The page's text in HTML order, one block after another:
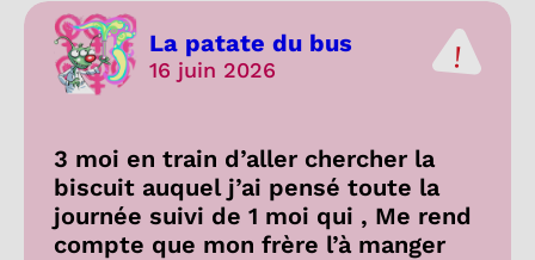
La patate du bus
16 juin 2026
3 moi en train d’aller chercher la
biscuit auquel j’ai pensé toute la
journée suivi de 1 moi qui , Me rend
compte que mon frère l’à manger